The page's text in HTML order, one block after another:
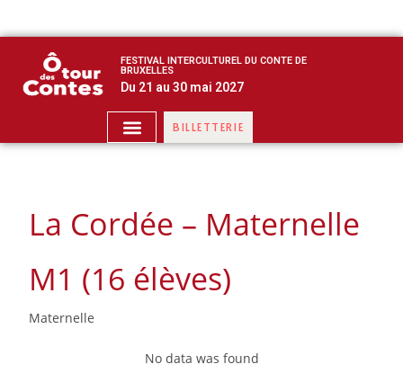
FESTIVAL INTERCULTUREL DU CONTE DE
BRUXELLES
Du 21 au 30 mai 2027
BILLETTERIE
La Cordée – Maternelle
M1 (16 élèves)
Maternelle
No data was found